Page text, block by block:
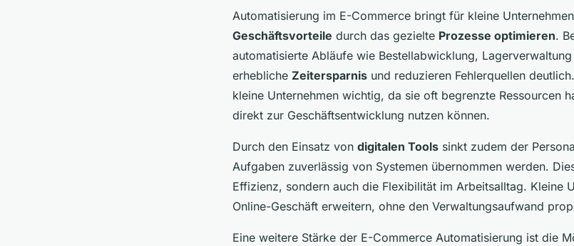
Automatisierung im E-Commerce bringt für kleine
Geschäftsvorteile durch das gezielte Prozesse optimieren.
automatisierte Abläufe wie Bestellabwicklung,
erhebliche Zeitersparnis und reduzieren Fehlerquellen
kleine Unternehmen wichtig, da sie oft begrenzte Ressourcen
direkt zur Geschäftsentwicklung nutzen können.
Durch den Einsatz von digitalen Tools sinkt zudem der
Aufgaben zuverlässig von Systemen übernommen werden.
Effizienz, sondern auch die Flexibilität im Arbeitsalltag. Kleine
Online-Geschäft erweitern, ohne den Verwaltungsaufwand
Eine weitere Stärke der E-Commerce Automatisierung ist die